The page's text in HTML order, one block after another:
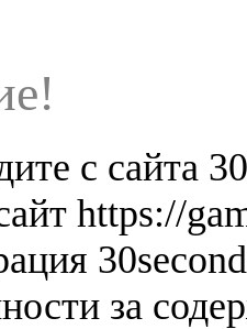
с сайта
https://
за